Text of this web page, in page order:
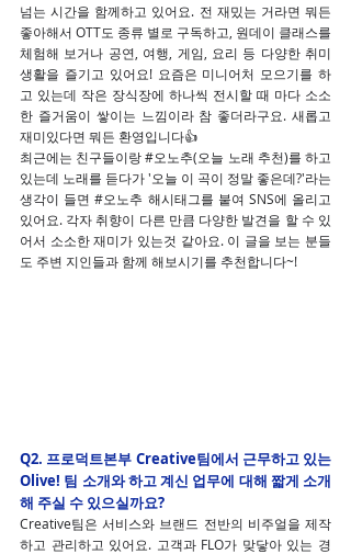
넘는 시간을 함께하고 있어요. 전 재밌는 거라면 뭐든
좋아해서 OTT도 종류 별로 구독하고, 원데이 클래스를
체험해 보거나 공연, 여행, 게임, 요리 등 다양한 취미
생활을 즐기고 있어요! 요즘은 미니어처 모으기를 하
고 있는데 작은 장식장에 하나씩 전시할 때 마다 소소
한 즐거움이 쌓이는 느낌이라 참 좋더라구요. 새롭고
재미있다면 뭐든 환영입니다👍
최근에는 친구들이랑 #오노추(오늘 노래 추천)를 하고
있는데 노래를 듣다가 '오늘 이 곡이 정말 좋은데?'라는
생각이 들면 #오노추 해시태그를 붙여 SNS에 올리고
있어요. 각자 취향이 다른 만큼 다양한 발견을 할 수 있
어서 소소한 재미가 있는것 같아요. 이 글을 보는 분들
도 주변 지인들과 함께 해보시기를 추천합니다~!
Q2. 프로덕트본부 Creative팀에서 근무하고 있는
Olive! 팀 소개와 하고 계신 업무에 대해 짧게 소개
해 주실 수 있으실까요?
Creative팀은 서비스와 브랜드 전반의 비주얼을 제작
하고 관리하고 있어요. 고객과 FLO가 맞닿아 있는 경